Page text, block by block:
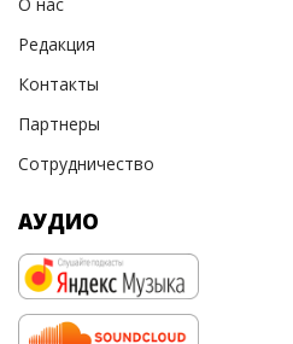
Редакция
Контакты
Партнеры
Сотрудничество
АУДИО